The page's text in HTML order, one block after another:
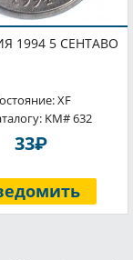
1994 5 СЕНТАВО
XF
KM# 632
33P